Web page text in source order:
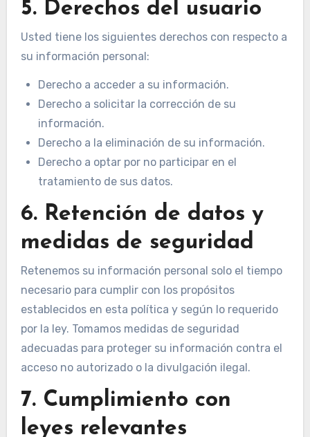
5. Derechos del usuario
Usted tiene los siguientes derechos con respecto a
su información personal:
Derecho a acceder a su información.
Derecho a solicitar la corrección de su
información.
Derecho a la eliminación de su información.
Derecho a optar por no participar en el
tratamiento de sus datos.
6. Retención de datos y
medidas de seguridad
Retenemos su información personal solo el tiempo
necesario para cumplir con los propósitos
establecidos en esta política y según lo requerido
por la ley. Tomamos medidas de seguridad
adecuadas para proteger su información contra el
acceso no autorizado o la divulgación ilegal.
7. Cumplimiento con
leyes relevantes